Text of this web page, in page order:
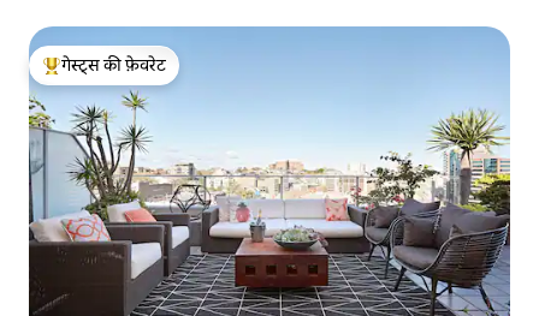
गेस्ट्स का टॉप फ़ेवरेट
गेस्ट्स की फ़ेवरेट